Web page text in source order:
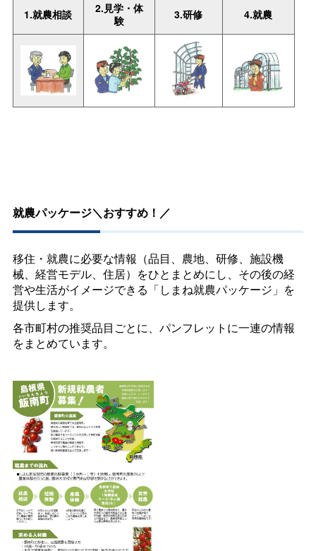
1.就農相談
2.見学・体
験
3.研修 4.就農
就農パッケージ＼おすすめ！／
移住・就農に必要な情報（品目、農地、研修、施設機
械、経営モデル、住居）をひとまとめにし、その後の経
営や生活がイメージできる「しまね就農パッケージ」を
提供します。
各市町村の推奨品目ごとに、パンフレットに一連の情報
をまとめています。